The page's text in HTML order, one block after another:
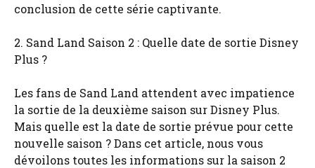
conclusion de cette série captivante.
2. Sand Land Saison 2 : Quelle date de sortie Disney
Plus ?
Les fans de Sand Land attendent avec impatience
la sortie de la deuxième saison sur Disney Plus.
Mais quelle est la date de sortie prévue pour cette
nouvelle saison ? Dans cet article, nous vous
dévoilons toutes les informations sur la saison 2